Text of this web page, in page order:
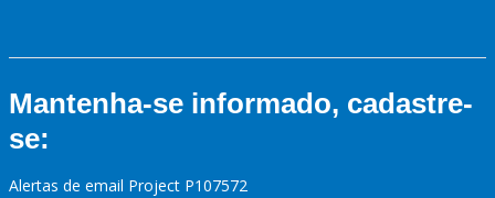
Mantenha-se informado, cadastre-
se:
Alertas de email Project P107572